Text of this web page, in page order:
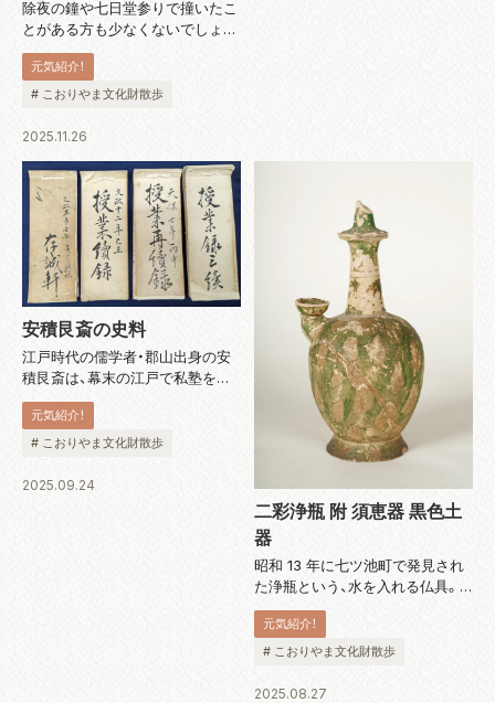
除夜の鐘や七日堂参りで撞いたこ
とがある方も少なくないでしょ
う。上部の乳の間に通常見られる
イボがなく、代わりに五字四行ず
つの真言が陽鋳された珍しい鐘
在の鐘楼堂の梵鐘は平成 9...
元気紹介！
# こおりやま文化財散歩
2025.11.26
安積艮斎の史料
江戸時代の儒学者・郡山出身の安
積艮斎は、幕末の江戸で私塾を開
き、吉田松陰・岩崎弥太郎・高杉晋
作らが艮斎のもとで学びました。
その門人は 3,000 人と言われ、門
内の安積艮斎記念館で公開され
元気紹介！
# こおりやま文化財散歩
2025.09.24
二彩浄瓶 附 須恵器 黒色土
器
昭和 13 年に七ツ池町で発見され
た浄瓶という、水を入れる仏具。
複数の釉をかける技術はペルシャ
から中国に伝わり、唐時代に唐三
彩が作られました。唐三彩は奈良
辺でよく似た奈良三彩（二彩）が作
元気紹介！
# こおりやま文化財散歩
2025.08.27